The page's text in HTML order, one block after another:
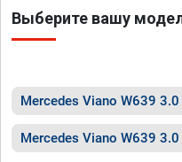
Выберите вашу
Mercedes Viano W639
Mercedes Viano W639